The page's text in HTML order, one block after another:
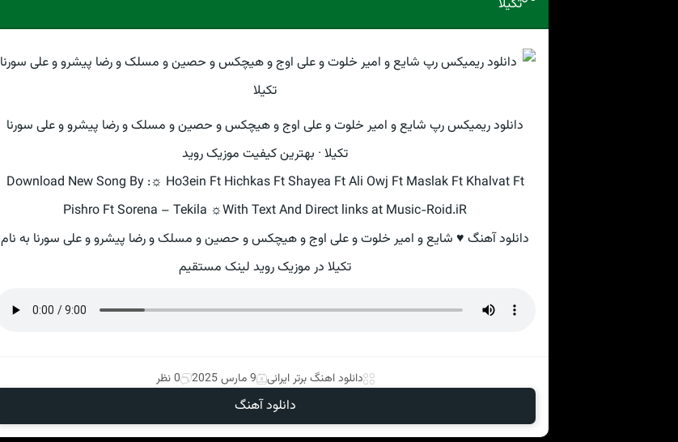
تکیلا
دانلود ریمیکس رپ شایع و امیر خلوت و علی اوج و هیچکس و حصین و مسلک و رضا پیشرو و علی سورنا
تکیلا · بهترین کیفیت موزیک روید
Download New Song By :☼ Ho3ein Ft Hichkas Ft Shayea Ft Ali Owj Ft Maslak Ft Khalvat Ft
Pishro Ft Sorena – Tekila ☼With Text And Direct links at Music-Roid.iR
دانلود آهنگ ♥ شایع و امیر خلوت و علی اوج و هیچکس و حصین و مسلک و رضا پیشرو و علی سورنا به نام
تکیلا در موزیک روید لینک مستقیم
دانلود اهنگ برتر ایرانی 9 مارس 2025 0 نظر
دانلود آهنگ